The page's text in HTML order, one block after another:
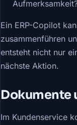
Ein ERP-Copilot
zusammenführen
entsteht nicht nur
nächste Aktion.
Dokumente
Im Kundenservice